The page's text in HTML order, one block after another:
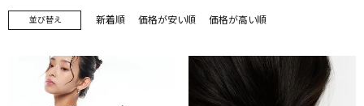
NEW IN
CATEGORY
BRAND
並び替え 新着順 価格が安い順 価格が高い順